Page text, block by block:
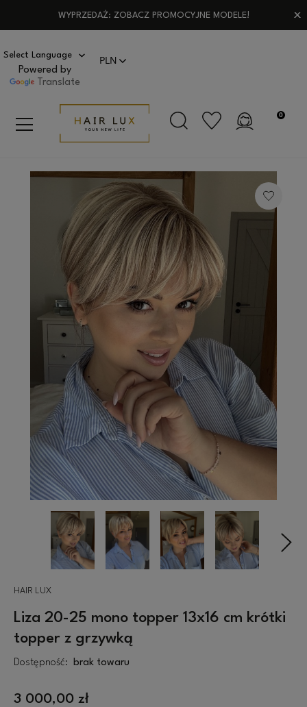
WYPRZEDAŻ: ZOBACZ PROMOCYJNE MODELE!
Powered by
Translate
HAIR LUX
Liza 20-25 mono topper 13x16 cm krótki
topper z grzywką
Dostępność: brak towaru
3 000,00 zł